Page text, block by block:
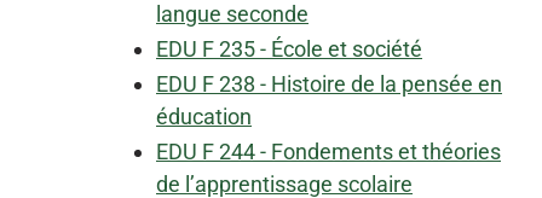
langue seconde
EDU F 235 - École et société
EDU F 238 - Histoire de la pensée en
éducation
EDU F 244 - Fondements et théories
de l’apprentissage scolaire